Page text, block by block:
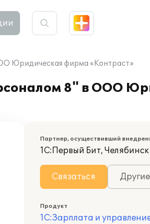
Юридическая фирма «Контраст»
8" в ООО
Партнер, осуществивший
1С:Первый Бит, Челябинск
Связаться
Продукт
1С:Зарплата и